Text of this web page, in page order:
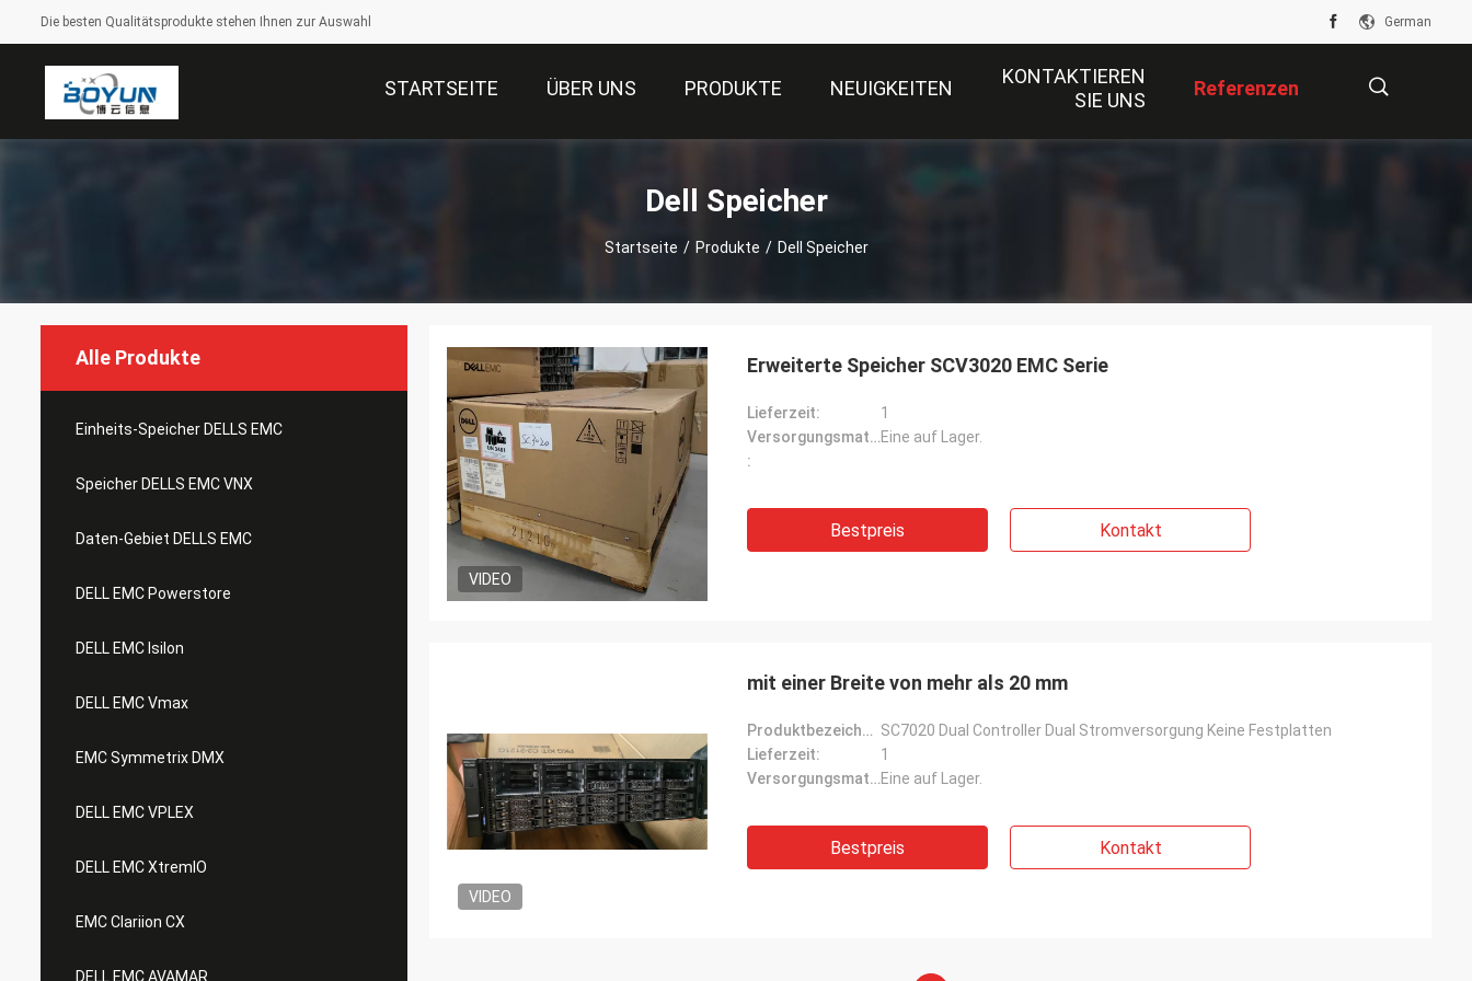
Die besten Qualitätsprodukte stehen Ihnen zur Auswahl German
STARTSEITE ÜBER UNS PRODUKTE NEUIGKEITEN
KONTAKTIEREN
SIE UNS
Referenzen
Dell Speicher
Startseite / Produkte / Dell Speicher
Alle Produkte
Einheits-Speicher DELLS EMC
Speicher DELLS EMC VNX
Daten-Gebiet DELLS EMC
DELL EMC Powerstore
DELL EMC Isilon
DELL EMC Vmax
EMC Symmetrix DMX
DELL EMC VPLEX
DELL EMC XtremIO
EMC Clariion CX
DELL EMC AVAMAR
VIDEO
Erweiterte Speicher SCV3020 EMC Serie
Lieferzeit:
1
Versorgungsmaterial-Fähigkeit:Eine auf Lager.
:
Bestpreis Kontakt
VIDEO
mit einer Breite von mehr als 20 mm
Produktbezeichnung: SC7020 Dual Controller Dual Stromversorgung Keine Festplatten
Lieferzeit:
1
Versorgungsmaterial-Fähigkeit:Eine auf Lager.
Bestpreis Kontakt